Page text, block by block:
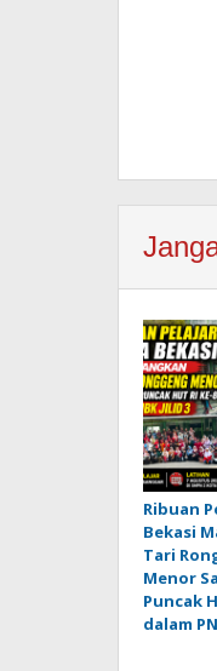
Ribuan
Bekasi
Tari
Menor
Puncak
dalam